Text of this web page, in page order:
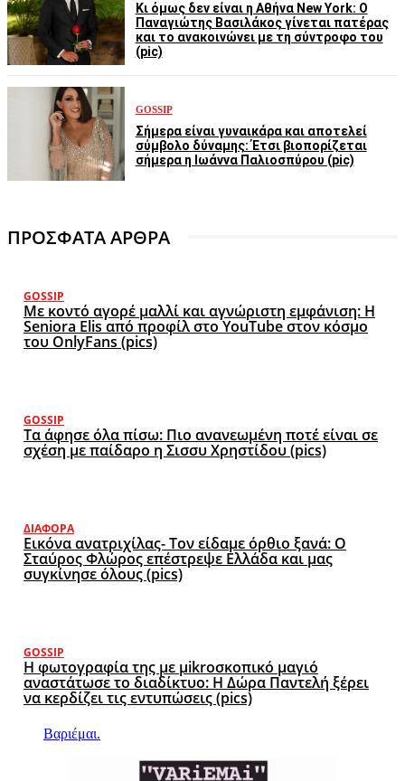
Κι όμως δεν είναι η Αθήνα New York: Ο
Παναγιώτης Βασιλάκος γίνεται πατέρας
και το ανακοινώνει με τη σύντροφο του
(pic)
GOSSIP
Σήμερα είναι γυναικάρα και αποτελεί
σύμβολο δύναμης: Έτσι βιοπορίζεται
σήμερα η Ιωάννα Παλιοσπύρου (pic)
ΠΡΟΣΦΑΤΑ ΑΡΘΡΑ
GOSSIP
Με κοντό αγορέ μαλλί και αγνώριστη εμφάνιση: Η
Seniora Elis από προφίλ στο YouTube στον κόσμο
του OnlyFans (pics)
GOSSIP
Τα άφησε όλα πίσω: Πιο ανανεωμένη ποτέ είναι σε
σχέση με παίδαρο η Σισσυ Χρηστίδου (pics)
ΔΙΆΦΟΡΑ
Εικόνα ανατριχίλας- Τον είδαμε όρθιο ξανά: Ο
Σταύρος Φλώρος επέστρεψε Ελλάδα και μας
συγκίνησε όλους (pics)
GOSSIP
Η φωτογραφία της με μikroσκοπικό μαγιό
αναστάτωσε το διαδίκτυο: Η Δώρα Παντελή ξέρει
να κερδίζει τις εντυπώσεις (pics)
Βαριέμαι.